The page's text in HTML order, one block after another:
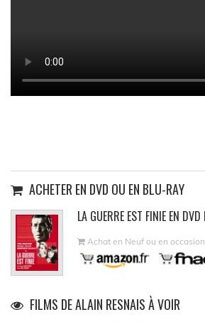
ACHETER EN DVD OU EN BLU-RAY
LA GUERRE EST FINIE EN
Achat en Neuf ou en occasion
FILMS DE ALAIN RESNAIS À VOIR